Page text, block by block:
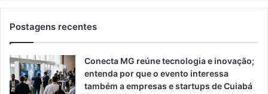
Postagens recentes
Conecta MG reúne tecnologia e inovação;
entenda por que o evento interessa
também a empresas e startups de Cuiabá